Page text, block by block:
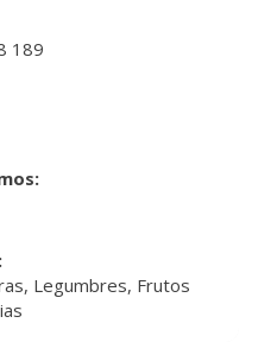
189
Legumbres, Frutos